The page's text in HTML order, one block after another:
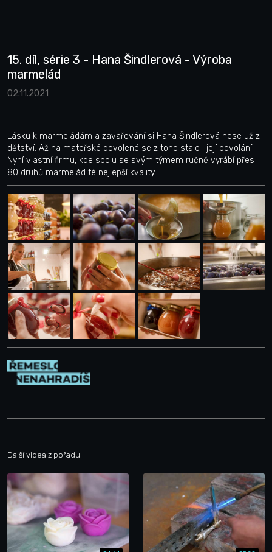
15. díl, série 3 - Hana Šindlerová - Výroba
marmelád
02.11.2021
Lásku k marmeládám a zavařování si Hana Šindlerová nese už z
dětství. Až na mateřské dovolené se z toho stalo i její povolání.
Nyní vlastní firmu, kde spolu se svým týmem ručně vyrábí přes
80 druhů marmelád té nejlepší kvality.
Další videa z pořadu